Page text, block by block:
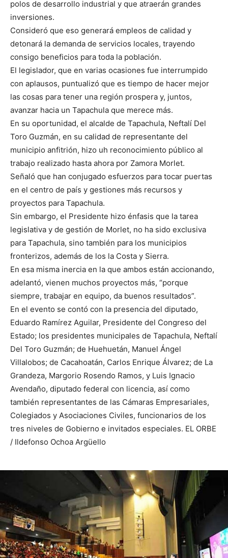
polos de desarrollo industrial y que atraerán grandes
inversiones.
Consideró que eso generará empleos de calidad y
detonará la demanda de servicios locales, trayendo
consigo beneficios para toda la población.
El legislador, que en varias ocasiones fue interrumpido
con aplausos, puntualizó que es tiempo de hacer mejor
las cosas para tener una región prospera y, juntos,
avanzar hacia un Tapachula que merece más.
En su oportunidad, el alcalde de Tapachula, Neftalí Del
Toro Guzmán, en su calidad de representante del
municipio anfitrión, hizo uh reconocimiento público al
trabajo realizado hasta ahora por Zamora Morlet.
Señaló que han conjugado esfuerzos para tocar puertas
en el centro de país y gestiones más recursos y
proyectos para Tapachula.
Sin embargo, el Presidente hizo énfasis que la tarea
legislativa y de gestión de Morlet, no ha sido exclusiva
para Tapachula, sino también para los municipios
fronterizos, además de los la Costa y Sierra.
En esa misma inercia en la que ambos están accionando,
adelantó, vienen muchos proyectos más, “porque
siempre, trabajar en equipo, da buenos resultados”.
En el evento se contó con la presencia del diputado,
Eduardo Ramírez Aguilar, Presidente del Congreso del
Estado; los presidentes municipales de Tapachula, Neftalí
Del Toro Guzmán; de Huehuetán, Manuel Ángel
Villalobos; de Cacahoatán, Carlos Enrique Álvarez; de La
Grandeza, Margorio Rosendo Ramos, y Luis Ignacio
Avendaño, diputado federal con licencia, así como
también representantes de las Cámaras Empresariales,
Colegiados y Asociaciones Civiles, funcionarios de los
tres niveles de Gobierno e invitados especiales. EL ORBE
/ Ildefonso Ochoa Argüello